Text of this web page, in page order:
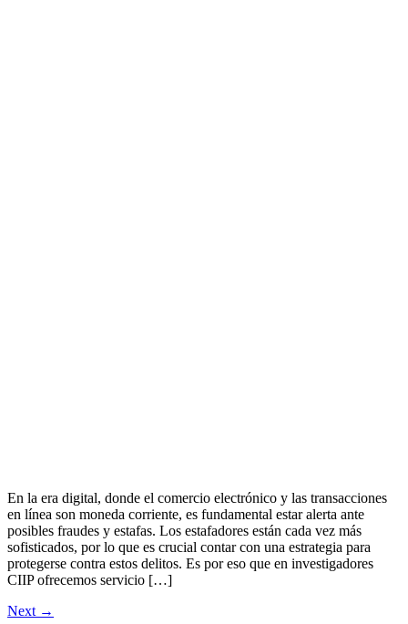
En la era digital, donde el comercio electrónico y las transacciones
en línea son moneda corriente, es fundamental estar alerta ante
posibles fraudes y estafas. Los estafadores están cada vez más
sofisticados, por lo que es crucial contar con una estrategia para
protegerse contra estos delitos. Es por eso que en investigadores
CIIP ofrecemos servicio […]
Next →